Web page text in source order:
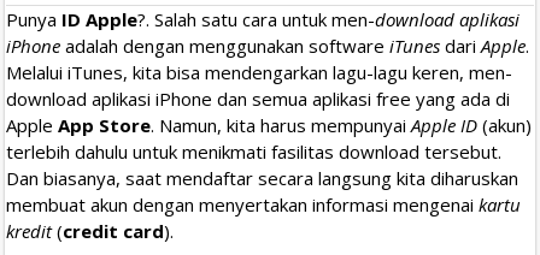
Punya ID Apple?. Salah satu cara untuk men-download aplikasi
iPhone adalah dengan menggunakan software iTunes dari Apple.
Melalui iTunes, kita bisa mendengarkan lagu-lagu keren, men-
download aplikasi iPhone dan semua aplikasi free yang ada di
Apple App Store. Namun, kita harus mempunyai Apple ID (akun)
terlebih dahulu untuk menikmati fasilitas download tersebut.
Dan biasanya, saat mendaftar secara langsung kita diharuskan
membuat akun dengan menyertakan informasi mengenai kartu
kredit(credit card).